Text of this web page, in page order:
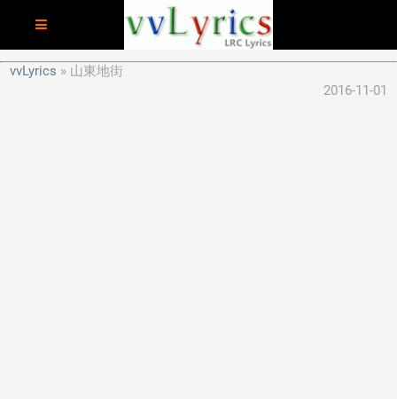
vvLyrics
山東地街
2016-11-01